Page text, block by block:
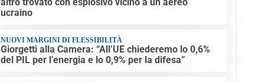
ucraino
NUOVI MARGINI DI FLESSIBILITÀ
Giorgetti alla Camera: “All’UE chiederemo lo 0,6%
del PIL per l’energia e lo 0,9% per la difesa”